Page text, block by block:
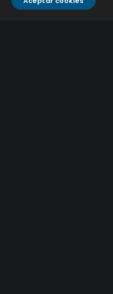
[/two_third_last]